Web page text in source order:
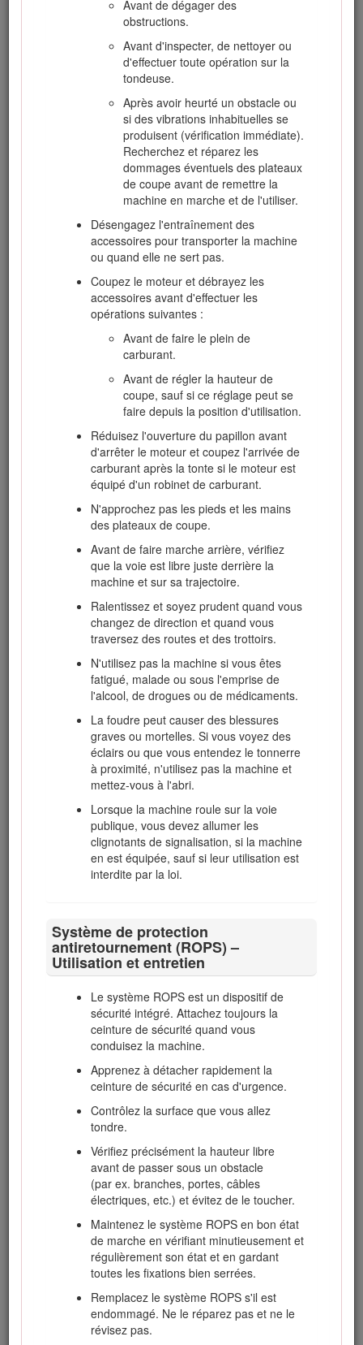
Avant de dégager des
obstructions.
Avant d'inspecter, de nettoyer ou
d'effectuer toute opération sur la
tondeuse.
Après avoir heurté un obstacle ou
si des vibrations inhabituelles se
produisent (vérification immédiate).
Recherchez et réparez les
dommages éventuels des plateaux
de coupe avant de remettre la
machine en marche et de l'utiliser.
Désengagez l'entraînement des
accessoires pour transporter la machine
ou quand elle ne sert pas.
Coupez le moteur et débrayez les
accessoires avant d'effectuer les
opérations suivantes :
Avant de faire le plein de
carburant.
Avant de régler la hauteur de
coupe, sauf si ce réglage peut se
faire depuis la position d'utilisation.
Réduisez l'ouverture du papillon avant
d'arrêter le moteur et coupez l'arrivée de
carburant après la tonte si le moteur est
équipé d'un robinet de carburant.
N'approchez pas les pieds et les mains
des plateaux de coupe.
Avant de faire marche arrière, vérifiez
que la voie est libre juste derrière la
machine et sur sa trajectoire.
Ralentissez et soyez prudent quand vous
changez de direction et quand vous
traversez des routes et des trottoirs.
N'utilisez pas la machine si vous êtes
fatigué, malade ou sous l'emprise de
l'alcool, de drogues ou de médicaments.
La foudre peut causer des blessures
graves ou mortelles. Si vous voyez des
éclairs ou que vous entendez le tonnerre
à proximité, n'utilisez pas la machine et
mettez-vous à l'abri.
Lorsque la machine roule sur la voie
publique, vous devez allumer les
clignotants de signalisation, si la machine
en est équipée, sauf si leur utilisation est
interdite par la loi.
Système de protection
antiretournement (ROPS) –
Utilisation et entretien
Le système ROPS est un dispositif de
sécurité intégré. Attachez toujours la
ceinture de sécurité quand vous
conduisez la machine.
Apprenez à détacher rapidement la
ceinture de sécurité en cas d'urgence.
Contrôlez la surface que vous allez
tondre.
Vérifiez précisément la hauteur libre
avant de passer sous un obstacle
(par ex. branches, portes, câbles
électriques, etc.) et évitez de le toucher.
Maintenez le système ROPS en bon état
de marche en vérifiant minutieusement et
régulièrement son état et en gardant
toutes les fixations bien serrées.
Remplacez le système ROPS s'il est
endommagé. Ne le réparez pas et ne le
révisez pas.
Tondez uniquement à la lumière du jour ou
avec un bon éclairage artificiel.
Avant de mettre le moteur en marche,
débrayez l'entraînement des lames, mettez
la transmission au point mort et serrez le
moteur que depuis la position d'utilisation.
N'enlevez jamais le système de protection
antiretournement (ROPS) et attachez
toujours les ceintures de sécurité quand la
machine est en marche.
N'approchez pas les mains ni les pieds des
devant l'ouverture d'éjection.
N'oubliez pas qu'aucune pente n'est
sur une pente herbeuse demande une
attention particulière. Pour éviter que la
machine ne se retourne :
Ne vous arrêtez pas et ne démarrez
pas brusquement en montée ou en
descente.
Réduisez la vitesse de la machine sur
les pentes et lorsque vous prenez des
virages serrés.
Méfiez-vous des irrégularités de
terrain, des obstacles, des trous et
autres dangers cachés.
Ne tondez jamais transversalement à
la pente, sauf si la machine est
spécialement conçue pour cela.
Méfiez-vous des trous et autres dangers
cachés de la zone de travail.
Méfiez-vous de la circulation près des routes
et quand vous les traversez.
traverser une surface non herbeuse.
Lorsque vous utilisez des accessoires, ne
et ne laissez personne s'approcher de la
machine en marche.
N'utilisez jamais une machine dont les
capots ou les déflecteurs sont défectueux ou
en place. Vérifiez la fixation, le réglage et le
fonctionnement de tous les verrouillages de
sécurité.
Ne modifiez pas le réglage du régulateur et
blessures.
Effectuez les opérations suivantes avant de
quitter la position d'utilisation :
Arrêtez la machine sur un sol plat et
horizontal.
Désengagez la prise de force et
Sélectionnez le point mort et serrez le
Coupez le moteur et enlevez la clé de
Désengagez l'entraînement des accessoires,
coupez le moteur et enlevez la clé de contact
dans les cas suivants :
Avant de régler la hauteur de coupe,
sauf si ce réglage peut se faire depuis
la position d'utilisation.
Avant de dégager des obstructions.
Avant d'inspecter, de nettoyer ou
d'effectuer toute opération sur la
tondeuse.